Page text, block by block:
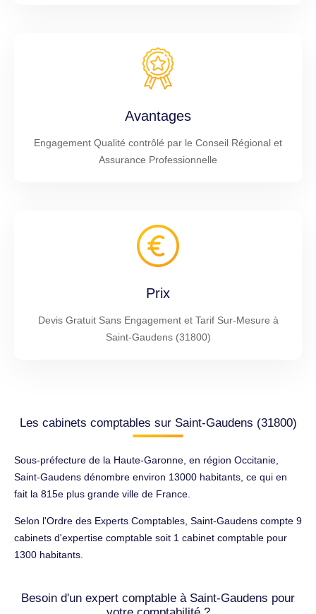
Avantages
Engagement Qualité contrôlé par le Conseil Régional et
Assurance Professionnelle
Prix
Devis Gratuit Sans Engagement et Tarif Sur-Mesure à
Saint-Gaudens (31800)
Les cabinets comptables sur Saint-Gaudens (31800)
Sous-préfecture de la Haute-Garonne, en région Occitanie,
Saint-Gaudens dénombre environ 13000 habitants, ce qui en
fait la 815e plus grande ville de France.
Selon l'Ordre des Experts Comptables, Saint-Gaudens compte 9
cabinets d'expertise comptable soit 1 cabinet comptable pour
1300 habitants.
Besoin d'un expert comptable à Saint-Gaudens pour